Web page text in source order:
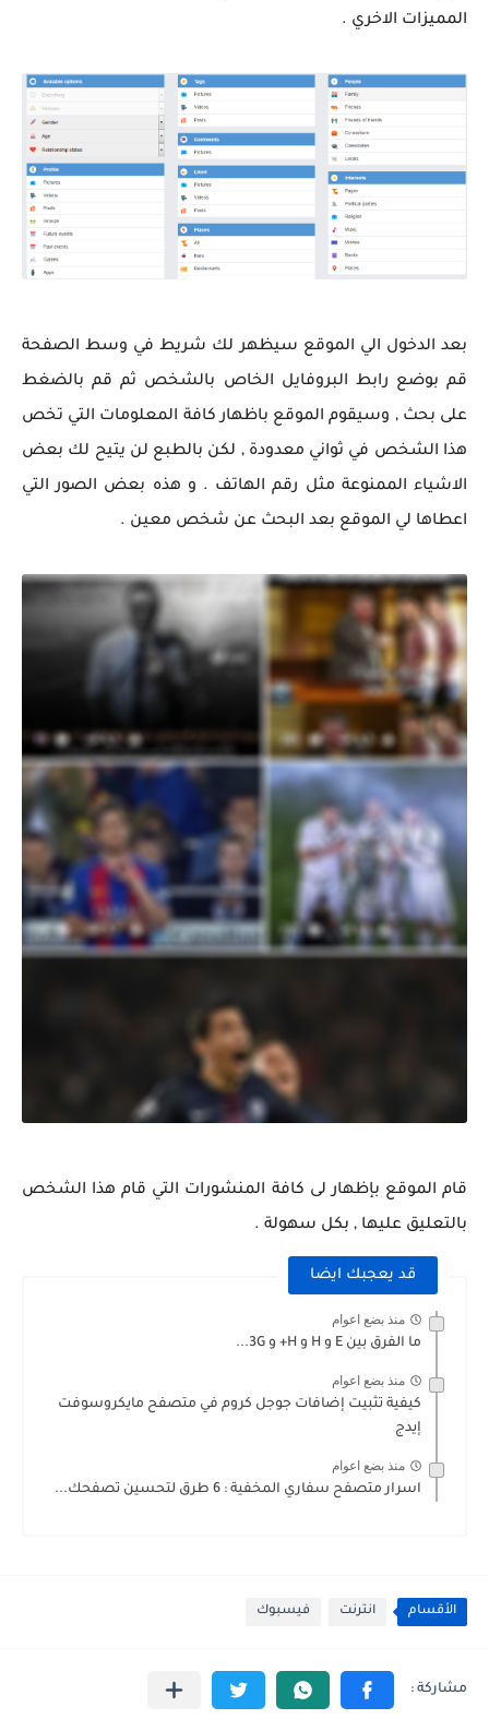
المميزات الاخري .
بعد الدخول الي الموقع سيظهر لك شريط في وسط الصفحة
قم بوضع رابط البروفايل الخاص بالشخص ثم قم بالضغط
على بحث , وسيقوم الموقع باظهار كافة المعلومات التي تخص
هذا الشخص في ثواني معدودة , لكن بالطبع لن يتيح لك بعض
الاشياء الممنوعة مثل رقم الهاتف . و هذه بعض الصور التي
اعطاها لي الموقع بعد البحث عن شخص معين .
قام الموقع بإظهار لى كافة المنشورات التي قام هذا الشخص
بالتعليق عليها , بكل سهولة .
قد يعجبك ايضا
منذ بضع اعوام
ما الفرق بين E و H و H+ و 3G...
منذ بضع اعوام
كيفية تثبيت إضافات جوجل كروم في متصفح مايكروسوفت
إيدج
منذ بضع اعوام
اسرار متصفح سفاري المخفية : 6 طرق لتحسين تصفحك...
الأقسام انترنت فيسبوك